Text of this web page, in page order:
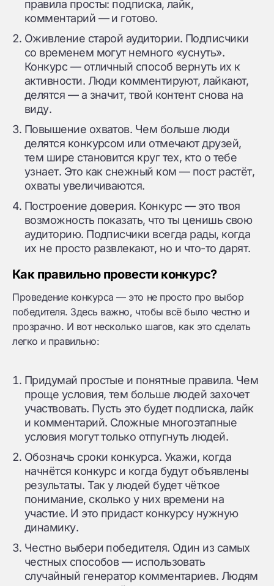
правила просты: подписка, лайк,
комментарий — и готово.
Оживление старой аудитории. Подписчики
со временем могут немного «уснуть».
Конкурс — отличный способ вернуть их к
активности. Люди комментируют, лайкают,
делятся — а значит, твой контент снова на
виду.
Повышение охватов. Чем больше люди
делятся конкурсом или отмечают друзей,
тем шире становится круг тех, кто о тебе
узнает. Это как снежный ком — пост растёт,
охваты увеличиваются.
Построение доверия. Конкурс — это твоя
возможность показать, что ты ценишь свою
аудиторию. Подписчики всегда рады, когда
их не просто развлекают, но и что-то дарят.
Как правильно провести конкурс?
Проведение конкурса — это не просто про выбор
победителя. Здесь важно, чтобы всё было честно и
прозрачно. И вот несколько шагов, как это сделать
легко и правильно:
Придумай простые и понятные правила. Чем
проще условия, тем больше людей захочет
участвовать. Пусть это будет подписка, лайк
и комментарий. Сложные многоэтапные
условия могут только отпугнуть людей.
Обозначь сроки конкурса. Укажи, когда
начнётся конкурс и когда будут объявлены
результаты. Так у людей будет чёткое
понимание, сколько у них времени на
участие. И это придаст конкурсу нужную
динамику.
Честно выбери победителя. Один из самых
честных способов — использовать
случайный генератор комментариев. Людям